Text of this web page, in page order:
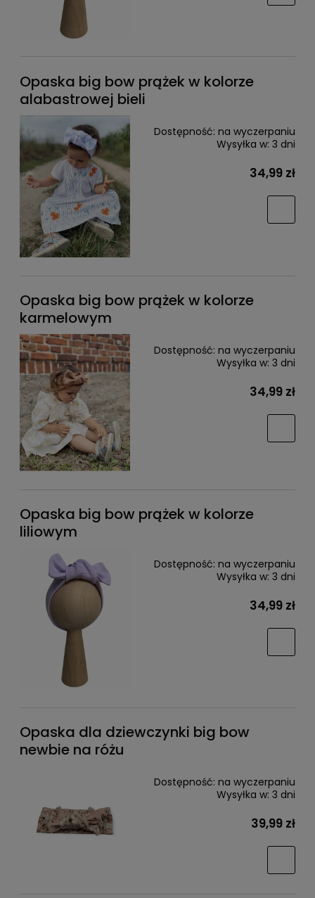
Opaska big bow prążek w kolorze
alabastrowej bieli
Dostępność: na wyczerpaniu
Wysyłka w: 3 dni
34,99 zł
Opaska big bow prążek w kolorze
karmelowym
Dostępność: na wyczerpaniu
Wysyłka w: 3 dni
34,99 zł
Opaska big bow prążek w kolorze
liliowym
Dostępność: na wyczerpaniu
Wysyłka w: 3 dni
34,99 zł
Opaska dla dziewczynki big bow
newbie na różu
Dostępność: na wyczerpaniu
Wysyłka w: 3 dni
39,99 zł